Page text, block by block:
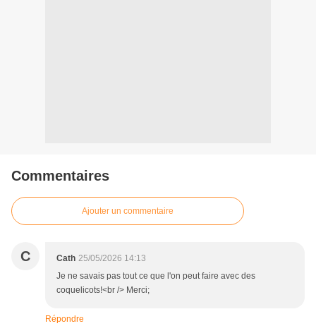
Commentaires
Ajouter un commentaire
C Cath 25/05/2026 14:13
Je ne savais pas tout ce que l'on peut faire avec des
coquelicots!<br /> Merci;
Répondre